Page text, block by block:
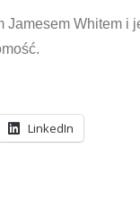
Whitem i
LinkedIn